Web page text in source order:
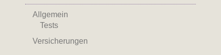
Allgemein
Tests
Versicherungen